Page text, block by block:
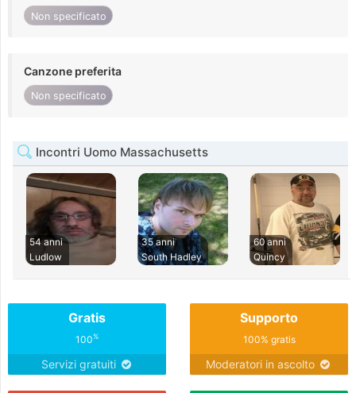
Non specificato
Canzone preferita
Non specificato
Incontri Uomo Massachusetts
54 anni
Ludlow
35 anni
South Hadley
60 anni
Quincy
Gratis
100%
Servizi gratuiti
Supporto
100% gratis
Moderatori in ascolto